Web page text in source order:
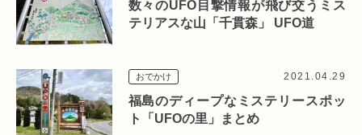
数々のUFO目撃情報が飛び交うミス
テリアスな山「千貫森」 UFO道
おでかけ 2021.04.29
福島のディープなミステリースポッ
ト「UFOの里」まとめ